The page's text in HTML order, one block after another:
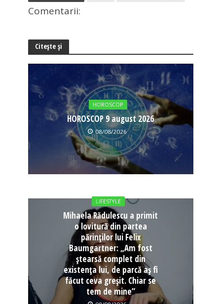
Comentarii:
Citește și
HOROSCOP
HOROSCOP 9 august 2026
08/08/2026
LIFESTYLE
Mihaela Rădulescu a primit
o lovitură din partea
părinților lui Felix
Baumgartner: „Am fost
ștearsă complet din
existența lui, de parcă aș fi
făcut ceva greșit. Chiar se
tem de mine”